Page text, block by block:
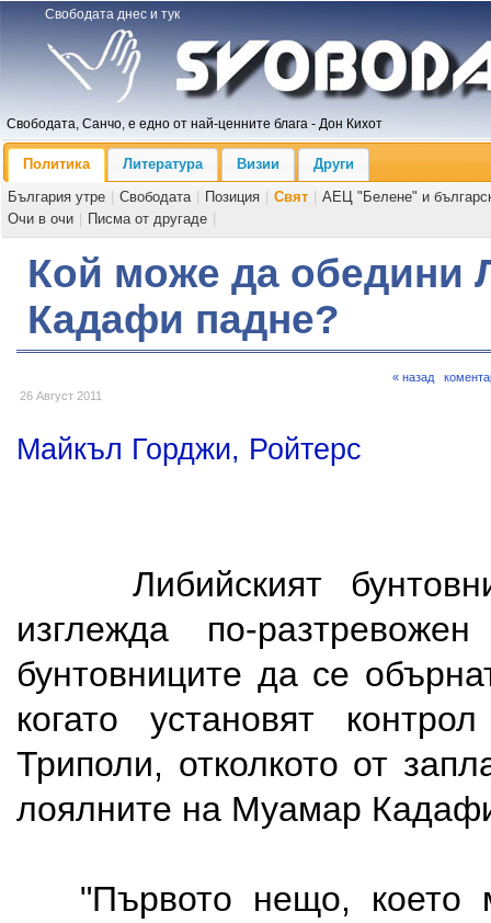
Свободата днес и тук
Свободата, Санчо, е едно от най-ценните блага - Дон Кихот
Политика Литература Визии
Други
България утре
Свободата Позиция Свят
АЕЦ "Белене" и
Очи в очи
Писма от другаде
Кой може да обедини
Кадафи падне?
26 Август 2011
« назад
Майкъл Горджи, Ройтерс
Либийският
изглежда по-
бунтовниците да се
когато установят
Триполи, отколкото от
лоялните на Муамар
"Първото нещо, което